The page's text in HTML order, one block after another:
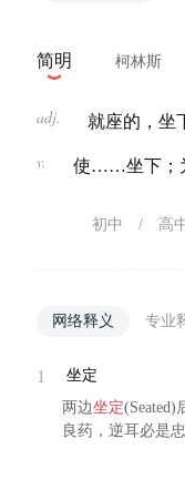
简明 柯林斯
adj. 就座的，坐
v. 使……坐下；
初中 / 高
网络释义 专业
1
坐定
两边坐定
良药，逆耳必是